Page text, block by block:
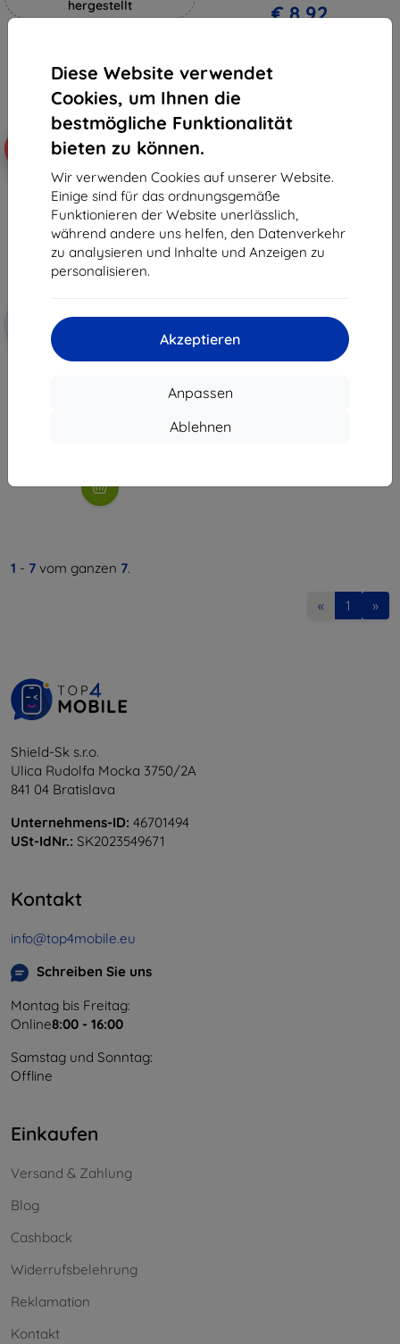
Diese Website verwendet
Cookies, um Ihnen die
bestmögliche Funktionalität
bieten zu können.
Wir verwenden Cookies auf unserer Website.
Einige sind für das ordnungsgemäße
Funktionieren der Website unerlässlich,
während andere uns helfen, den Datenverkehr
zu analysieren und Inhalte und Anzeigen zu
personalisieren.
Akzeptieren
Anpassen
Ablehnen
hergestellt
Auf Lager 4 Stk.
€ 8,92
mit
3MK FlexibleGlass CAT S42
1 - 7 vom ganzen 7.
« 1 »
Shield-Sk s.r.o.
Ulica Rudolfa Mocka 3750/2A
841 04 Bratislava
Unternehmens-ID: 46701494
USt-IdNr.: SK2023549671
Kontakt
info@top4mobile.eu
Schreiben Sie uns
Montag bis Freitag:
Online8:00 - 16:00
Samstag und Sonntag:
Offline
Einkaufen
Versand & Zahlung
Blog
Cashback
Widerrufsbelehrung
Reklamation
Kontakt